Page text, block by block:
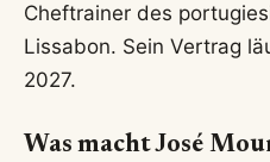
Cheftrainer des
Lissabon. Sein Vertrag
2027.
Was macht José